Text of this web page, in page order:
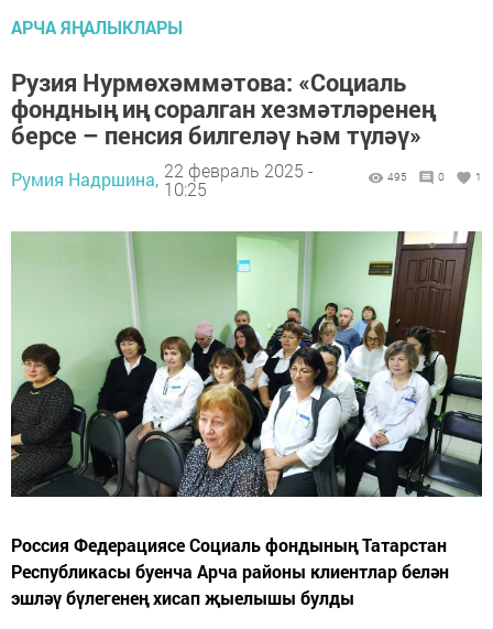
АРЧА ЯҢАЛЫКЛАРЫ
Рузия Нурмөхәммәтова: «Социаль
фондның иң соралган хезмәтләренең
берсе – пенсия билгеләү һәм түләү»
Румия Надршина, 22 февраль 2025 -
10:25
495 0 1
Россия Федерациясе Социаль фондының Татарстан
Республикасы буенча Арча районы клиентлар белән
эшләү бүлегенең хисап җыелышы булды